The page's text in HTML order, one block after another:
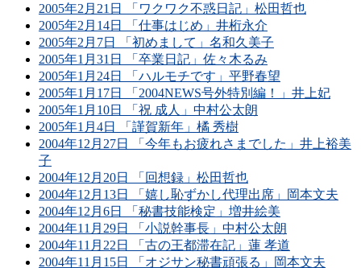
2005年2月21日 「ワクワク不惑日記」松田哲也
2005年2月14日 「仕事はじめ」井桁永介
2005年2月7日 「初めまして」名和久美子
2005年1月31日 「卒業日記」佐々木るみ
2005年1月24日 「ハルモチです」平野春望
2005年1月17日 「2004NEWS号外特別編！」井上妃
2005年1月10日 「祝 成人」中村公太朗
2005年1月4日 「謹賀新年」橘 秀樹
2004年12月27日 「今年もお疲れさまでした」井上裕美
子
2004年12月20日 「回想録」松田哲也
2004年12月13日 「嬉し恥ずかし代理出席」岡本文夫
2004年12月6日 「秘書技能検定」増井絵美
2004年11月29日 「小説幹事長」中村公太朗
2004年11月22日 「古の王都滞在記」蓮 孝道
2004年11月15日 「オジサン秘書頑張る」岡本文夫